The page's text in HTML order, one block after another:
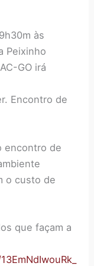
às
Peixinho
GO irá
Encontro de
encontro de
o custo de
que façam a